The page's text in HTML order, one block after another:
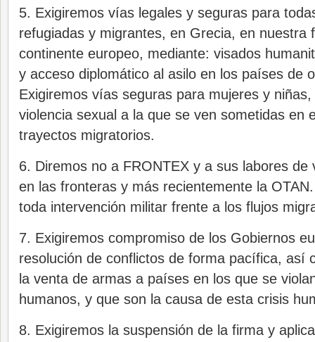
5. Exigiremos vías legales y seguras para
refugiadas y migrantes, en Grecia, en nuestra
continente europeo, mediante: visados
y acceso diplomático al asilo en los países de
Exigiremos vías seguras para mujeres y
violencia sexual a la que se ven sometidas en
trayectos migratorios.
6. Diremos no a FRONTEX y a sus labores de
en las fronteras y más recientemente la
toda intervención militar frente a los flujos
7. Exigiremos compromiso de los Gobiernos
resolución de conflictos de forma pacífica, así
la venta de armas a países en los que se
humanos, y que son la causa de esta crisis
8. Exigiremos la suspensión de la firma y